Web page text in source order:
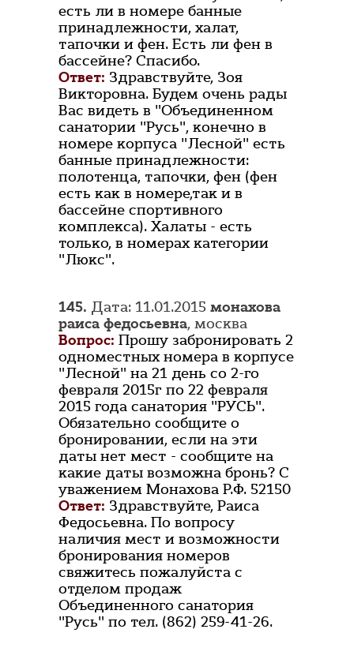
есть ли в номере банные
принадлежности, халат,
тапочки и фен. Есть ли фен в
бассейне? Спасибо.
Ответ: Здравствуйте, Зоя
Викторовна. Будем очень рады
Вас видеть в "Объединенном
санатории "Русь", конечно в
номере корпуса "Лесной" есть
банные принадлежности:
полотенца, тапочки, фен (фен
есть как в номере,так и в
бассейне спортивного
комплекса). Халаты - есть
только, в номерах категории
"Люкс".
145. Дата: 11.01.2015 монахова
раиса федосьевна, москва
Вопрос: Прошу забронировать 2
одноместных номера в корпусе
"Лесной" на 21 день со 2-го
февраля 2015г по 22 февраля
2015 года санатория "РУСЬ".
Обязательно сообщите о
бронировании, если на эти
даты нет мест - сообщите на
какие даты возможна бронь? С
уважением Монахова Р.Ф. 52150
Ответ: Здравствуйте, Раиса
Федосьевна. По вопросу
наличия мест и возможности
бронирования номеров
свяжитесь пожалуйста с
отделом продаж
Объединенного санатория
"Русь" по тел. (862) 259-41-26.